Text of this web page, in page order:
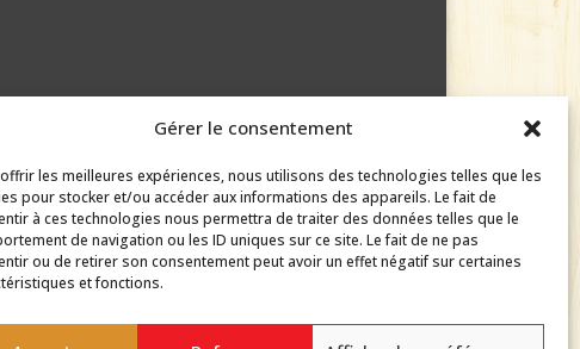
Gérer le consentement
les meilleures expériences, nous utilisons des technologies telles que les
pour stocker et/ou accéder aux informations des appareils. Le fait de
à ces technologies nous permettra de traiter des données telles que le
de navigation ou les ID uniques sur ce site. Le fait de ne pas
ou de retirer son consentement peut avoir un effet négatif sur certaines
et fonctions.